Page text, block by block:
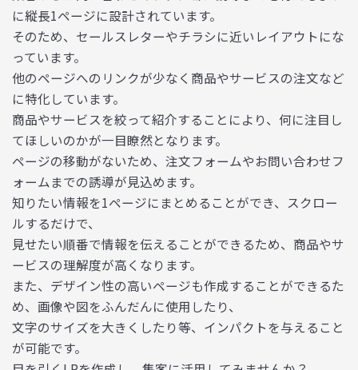
に縦長1ページに設計されています。
そのため、セールスレターやチラシに近いレイアウトにな
っています。
他のページへのリンクが少なく商品やサービスの注文など
に特化しています。
商品やサービスを絞って紹介することにより、何に注目し
てほしいのかが一目瞭然となります。
ページの移動がないため、注文フォームやお問い合わせフ
ォームまでの誘導が見込めます。
知りたい情報を1ページにまとめることができ、スクロー
ルするだけで、
見せたい順番で情報を伝えることができるため、商品やサ
ービスの理解度が高くなります。
また、デザイン性の高いページも作成することができるた
め、画像や図をふんだんに使用したり、
文字のサイズを大きくしたり等、インパクトを与えること
が可能です。